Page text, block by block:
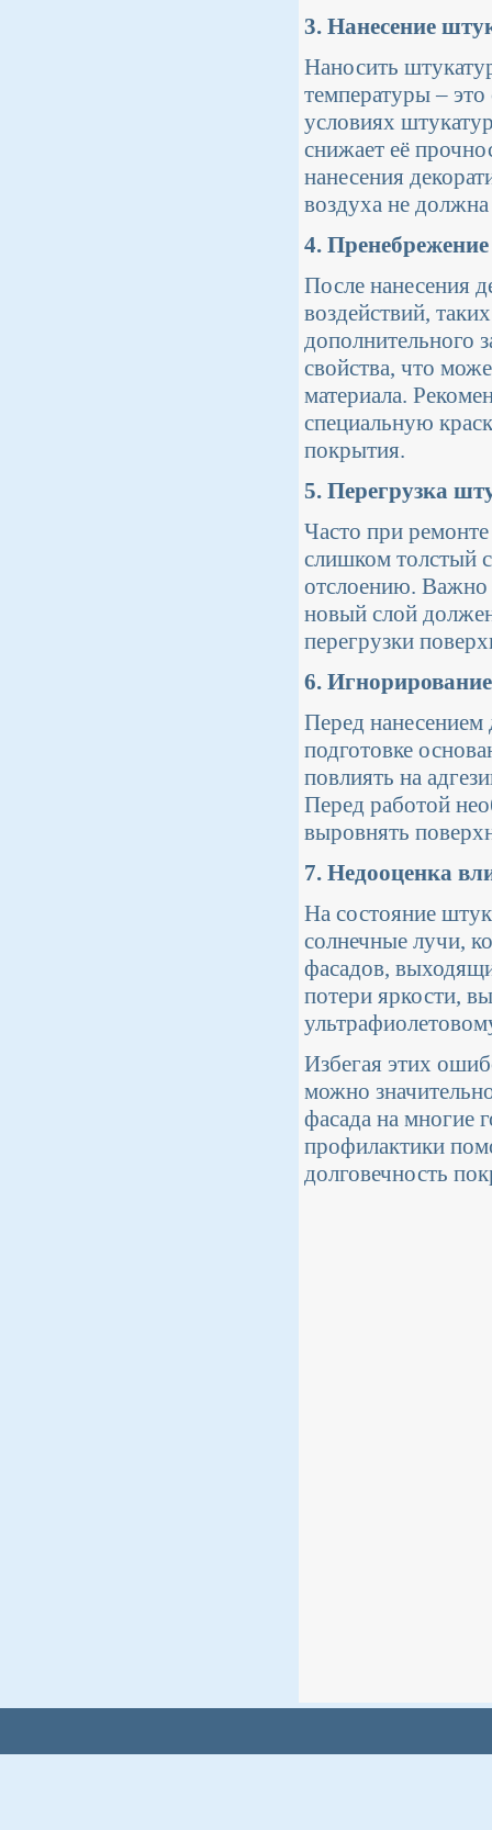
3. Нанесение
Наносить
температуры –
условиях
снижает её
нанесения
воздуха не
4.
После нанесения
воздействий,
дополнительного
свойства, что
материала.
специальную
покрытия.
5. Перегрузка
Часто при
слишком толстый
отслоению. Важно
новый слой
перегрузки
6.
Перед нанесением
подготовке
повлиять на
Перед работой
выровнять
7. Недооценка
На состояние
солнечные лучи,
фасадов,
потери яркости,
Избегая этих
можно
фасада на многие
профилактики
долговечность